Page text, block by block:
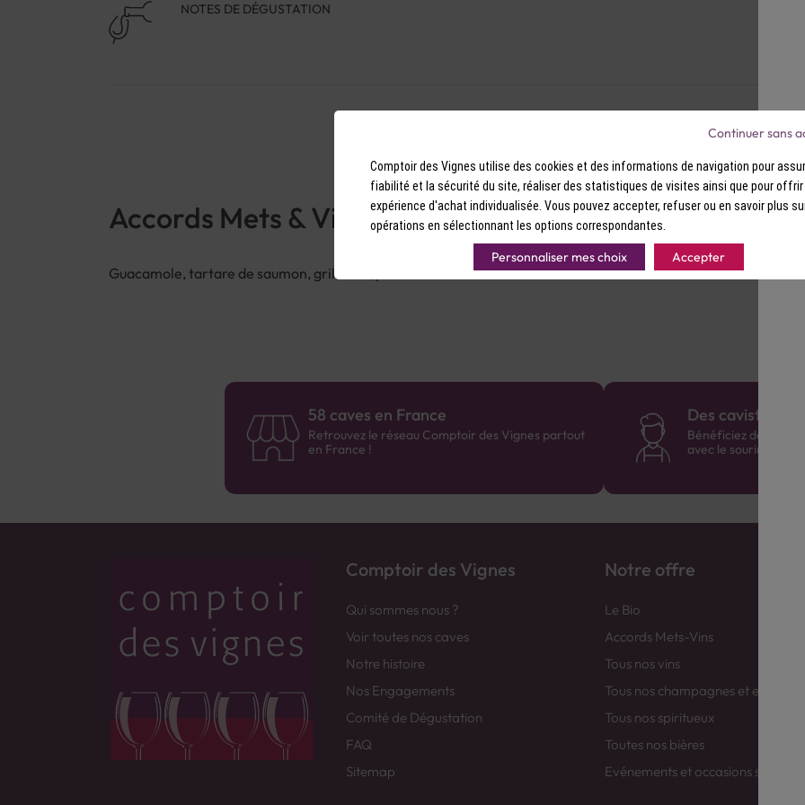
aromatique et une finale
NOTES DE DÉGUSTATION
Accords Mets & Vins
Guacamole, tartare de saumon, grillades, pizzas
58 caves en France
Retrouvez le réseau Comptoir des Vignes partout
en France !
Des cavistes à
Bénéficiez de
avec le sourire :)
Comptoir des Vignes
Qui sommes nous ?
Voir toutes nos caves
Notre histoire
Nos Engagements
Comité de Dégustation
FAQ
Sitemap
Notre offre
Le Bio
Accords Mets-Vins
Tous nos vins
Tous nos champagnes et
Tous nos spiritueux
Toutes nos bières
Evénements et occasions spéciales
Comptoir des Vignes utilise des cookies et des informations de navigation pour
fiabilité et la sécurité du site, réaliser des statistiques de visites ainsi que pour offrir
expérience d'achat individualisée. Vous pouvez accepter, refuser ou en savoir plus
opérations en sélectionnant les options correspondantes.
Personnaliser mes choix Accepter
Continuer sans